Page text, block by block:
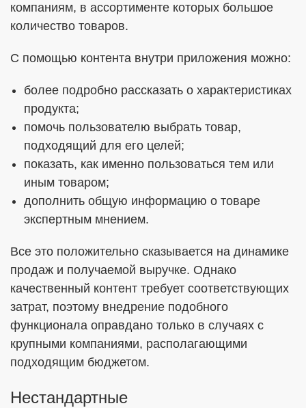
компаниям, в ассортименте которых большое
количество товаров.
С помощью контента внутри приложения можно:
более подробно рассказать о характеристиках
продукта;
помочь пользователю выбрать товар,
подходящий для его целей;
показать, как именно пользоваться тем или
иным товаром;
дополнить общую информацию о товаре
экспертным мнением.
Все это положительно сказывается на динамике
продаж и получаемой выручке. Однако
качественный контент требует соответствующих
затрат, поэтому внедрение подобного
функционала оправдано только в случаях с
крупными компаниями, располагающими
подходящим бюджетом.
Нестандартные